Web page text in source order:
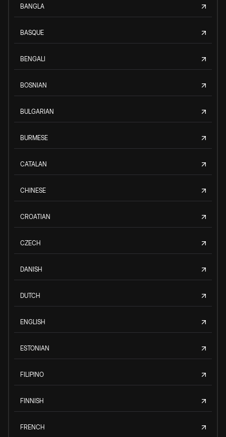
BANGLA
BASQUE
BENGALI
BOSNIAN
BULGARIAN
BURMESE
CATALAN
CHINESE
CROATIAN
CZECH
DANISH
DUTCH
ENGLISH
ESTONIAN
FILIPINO
FINNISH
FRENCH